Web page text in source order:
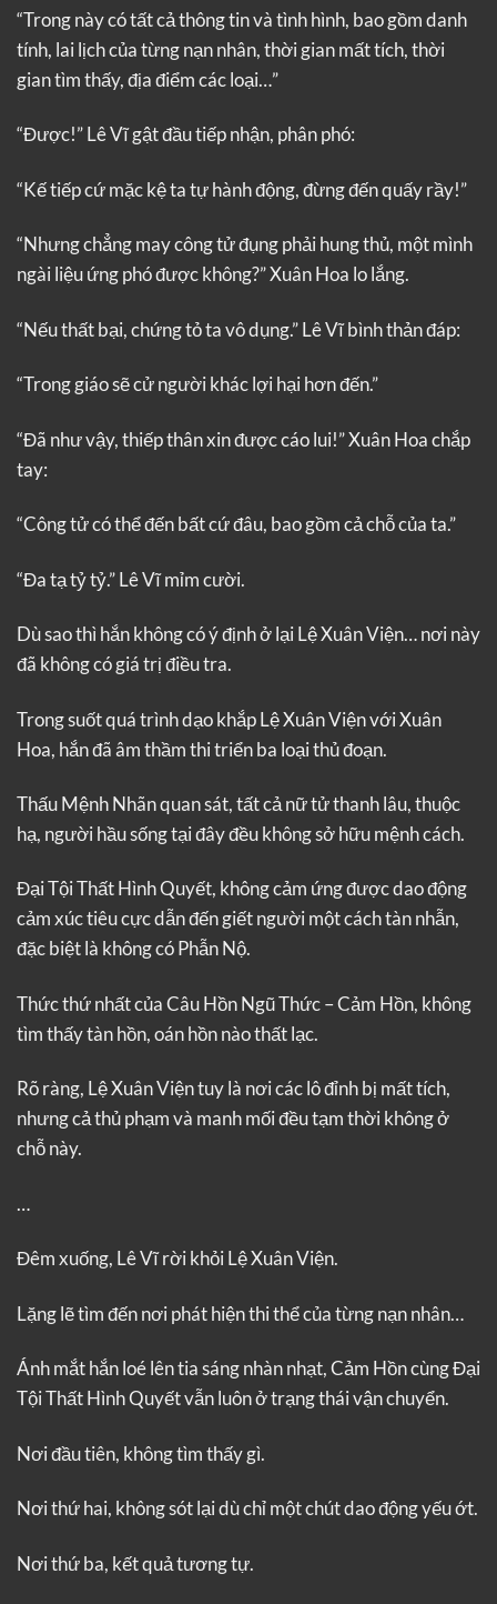
“Trong này có tất cả thông tin và tình hình, bao gồm danh
tính, lai lịch của từng nạn nhân, thời gian mất tích, thời
gian tìm thấy, địa điểm các loại…”
“Được!” Lê Vĩ gật đầu tiếp nhận, phân phó:
“Kế tiếp cứ mặc kệ ta tự hành động, đừng đến quấy rầy!”
“Nhưng chẳng may công tử đụng phải hung thủ, một mình
ngài liệu ứng phó được không?” Xuân Hoa lo lắng.
“Nếu thất bại, chứng tỏ ta vô dụng.” Lê Vĩ bình thản đáp:
“Trong giáo sẽ cử người khác lợi hại hơn đến.”
“Đã như vậy, thiếp thân xin được cáo lui!” Xuân Hoa chắp
tay:
“Công tử có thể đến bất cứ đâu, bao gồm cả chỗ của ta.”
“Đa tạ tỷ tỷ.” Lê Vĩ mỉm cười.
Dù sao thì hắn không có ý định ở lại Lệ Xuân Viện… nơi này
đã không có giá trị điều tra.
Trong suốt quá trình dạo khắp Lệ Xuân Viện với Xuân
Hoa, hắn đã âm thầm thi triển ba loại thủ đoạn.
Thấu Mệnh Nhãn quan sát, tất cả nữ tử thanh lâu, thuộc
hạ, người hầu sống tại đây đều không sở hữu mệnh cách.
Đại Tội Thất Hình Quyết, không cảm ứng được dao động
cảm xúc tiêu cực dẫn đến giết người một cách tàn nhẫn,
đặc biệt là không có Phẫn Nộ.
Thức thứ nhất của Câu Hồn Ngũ Thức – Cảm Hồn, không
tìm thấy tàn hồn, oán hồn nào thất lạc.
Rõ ràng, Lệ Xuân Viện tuy là nơi các lô đỉnh bị mất tích,
nhưng cả thủ phạm và manh mối đều tạm thời không ở
chỗ này.
…
Đêm xuống, Lê Vĩ rời khỏi Lệ Xuân Viện.
Lặng lẽ tìm đến nơi phát hiện thi thể của từng nạn nhân…
Ánh mắt hắn loé lên tia sáng nhàn nhạt, Cảm Hồn cùng Đại
Tội Thất Hình Quyết vẫn luôn ở trạng thái vận chuyển.
Nơi đầu tiên, không tìm thấy gì.
Nơi thứ hai, không sót lại dù chỉ một chút dao động yếu ớt.
Nơi thứ ba, kết quả tương tự.